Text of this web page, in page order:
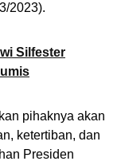
2023).
Silfester
pihaknya akan
ketertiban, dan
Presiden